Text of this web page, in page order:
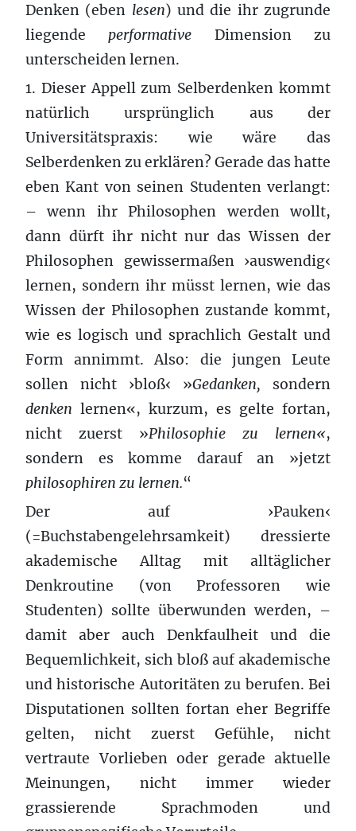
Denken (eben lesen) und die ihr zugrunde
liegendeperformative Dimension zu
unterscheiden lernen.
1. Dieser Appell zum Selberdenken kommt
natürlich ursprünglich aus der
Universitätspraxis: wie wäre das
Selberdenken zu erklären? Gerade das hatte
eben Kant von seinen Studenten verlangt:
– wenn ihr Philosophen werden wollt,
dann dürft ihr nicht nur das Wissen der
Philosophen gewissermaßen ›auswendig‹
lernen, sondern ihr müsst lernen, wie das
Wissen der Philosophen zustande kommt,
wie es logisch und sprachlich Gestalt und
Form annimmt. Also: die jungen Leute
sollen nicht ›bloß‹ »Gedanken, sondern
denken lernen«, kurzum, es gelte fortan,
nicht zuerst »Philosophie zu lernen«,
sondern es komme darauf an »jetzt
philosophiren zu lernen.“
Der auf ›Pauken‹
(=Buchstabengelehrsamkeit) dressierte
akademische Alltag mit alltäglicher
Denkroutine (von Professoren wie
Studenten) sollte überwunden werden, –
damit aber auch Denkfaulheit und die
Bequemlichkeit, sich bloß auf akademische
und historische Autoritäten zu berufen. Bei
Disputationen sollten fortan eher Begriffe
gelten, nicht zuerst Gefühle, nicht
vertraute Vorlieben oder gerade aktuelle
Meinungen, nicht immer wieder
grassierende Sprachmoden und